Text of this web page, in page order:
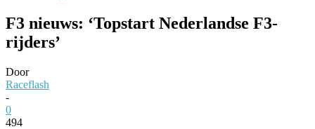
F3 nieuws: ‘Topstart Nederlandse F3-
rijders’
Door
Raceflash
-
0
494